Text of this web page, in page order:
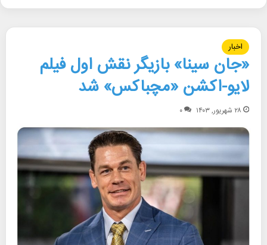
اخبار
«جان سینا» بازیگر نقش اول فیلم
لایو-اکشن «مچباکس» شد
۲۸ شهریور, ۱۴۰۳ ۰